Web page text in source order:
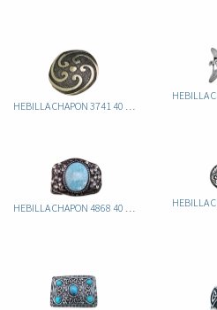
HEBILLA CHAPON 3741 40 ITA
HEBILLA CHAPON 4868 40 ITA